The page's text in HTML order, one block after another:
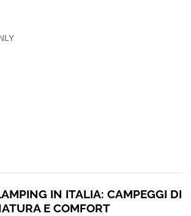
IN ITALIA: CAMPEGGI DI
E COMFORT